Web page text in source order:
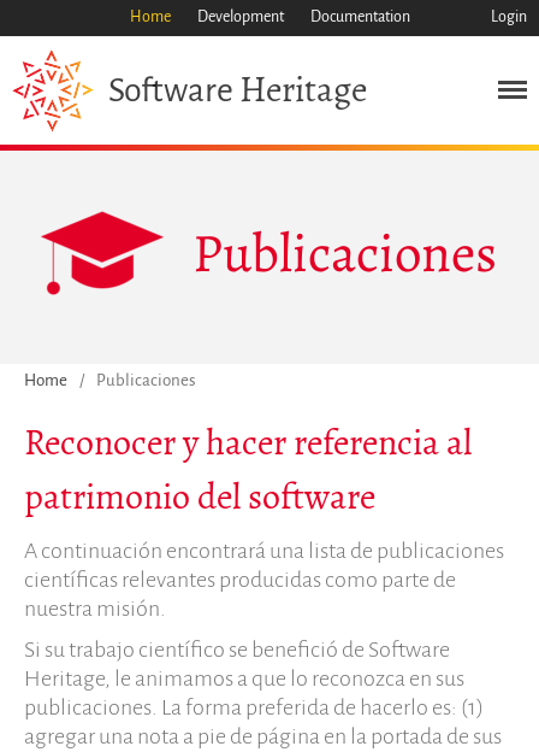
Ciencia
Enfoque
Características
Salvar código ya
Código científico
Porque hay que salvarlo
Como salvarlo (HOWTO)
Home Development Documentation Login
Software Heritage
Home / Publicaciones
Publicaciones
Reconocer y hacer referencia al
patrimonio del software
A continuación encontrará una lista de publicaciones
científicas relevantes producidas como parte de
nuestra misión.
Si su trabajo científico se benefició de Software
Heritage, le animamos a que lo reconozca en sus
publicaciones. La forma preferida de hacerlo es: (1)
agregar una nota a pie de página en la portada de sus